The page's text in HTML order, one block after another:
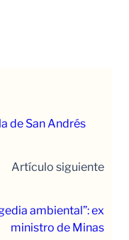
de San Andrés
Artículo siguiente
ambiental”: ex
ministro de Minas